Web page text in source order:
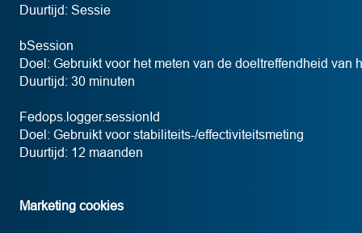
Duurtijd: Sessie
bSession
Doel: Gebruikt voor het meten van de doeltreffendheid van
Duurtijd: 30 minuten
Fedops.logger.sessionId
Doel: Gebruikt voor stabiliteits-/effectiviteitsmeting
Duurtijd: 12 maanden
Marketing cookies